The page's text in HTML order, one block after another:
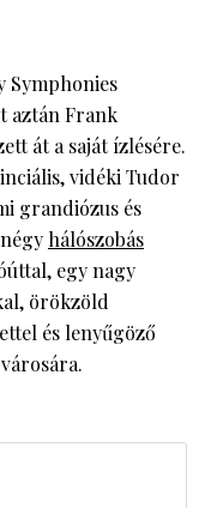
Symphonies
aztán Frank
át a saját ízlésére.
vidéki Tudor
grandiózus és
hálószobás
egy nagy
örökzöld
és lenyűgöző